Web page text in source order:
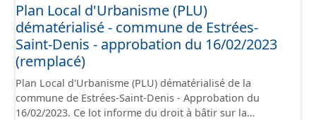
nationales du CNIG et contient les pièces
administratives, le rapport de présentation, le PADD, le
règlement, les annexes, les orientations d'aménagement
et les données géographiques. Malgré l'attention portée
à la création de ces données, il est rappelé que seuls les
documents papier font foi et sont opposables d'un point
de vue juridique.
Plan Local d'Urbanisme (PLU)
dématérialisé - commune de Estrées-
Saint-Denis - approbation du 16/02/2023
(remplacé)
Plan Local d'Urbanisme (PLU) dématérialisé de la
commune de Estrées-Saint-Denis - Approbation du
16/02/2023. Ce lot informe du droit à bâtir sur la